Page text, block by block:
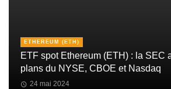
ETHEREUM (ETH)
ETF spot Ethereum (ETH) : la SEC
plans du NYSE, CBOE et Nasdaq
24 mai 2024